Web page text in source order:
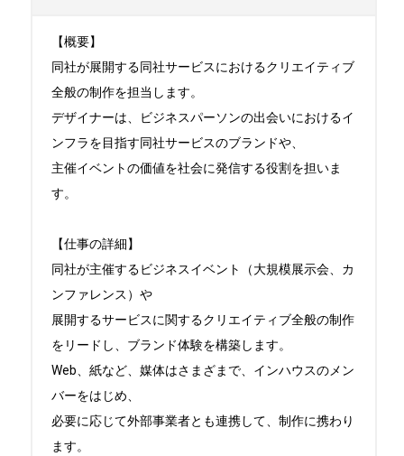
【概要】
同社が展開する同社サービスにおけるクリエイティブ
全般の制作を担当します。
デザイナーは、ビジネスパーソンの出会いにおけるイ
ンフラを目指す同社サービスのブランドや、
主催イベントの価値を社会に発信する役割を担いま
す。
【仕事の詳細】
同社が主催するビジネスイベント（大規模展示会、カ
ンファレンス）や
展開するサービスに関するクリエイティブ全般の制作
をリードし、ブランド体験を構築します。
Web、紙など、媒体はさまざまで、インハウスのメン
バーをはじめ、
必要に応じて外部事業者とも連携して、制作に携わり
ます。